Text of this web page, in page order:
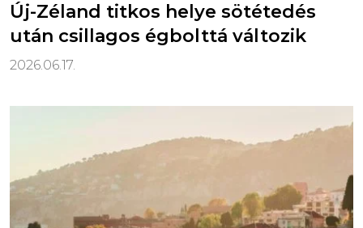
Új-Zéland titkos helye sötétedés
után csillagos égbolttá változik
2026.06.17.